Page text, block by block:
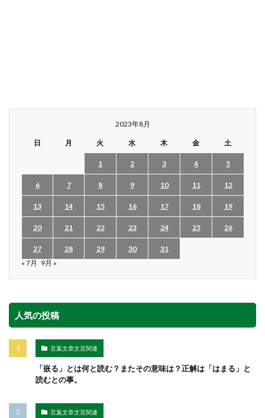
2023年8月
日 月 火 水 木 金 土
1 2 3 4 5
6 7 8 9 10 11 12
13 14 15 16 17 18 19
20 21 22 23 24 25 26
27 28 29 30
31
« 7月 9月 »
人気の投稿
言葉文章文言関連
「嵌る」とは何と読む？またその意味は？正解は「はまる」と
読むとの事。
言葉文章文言関連